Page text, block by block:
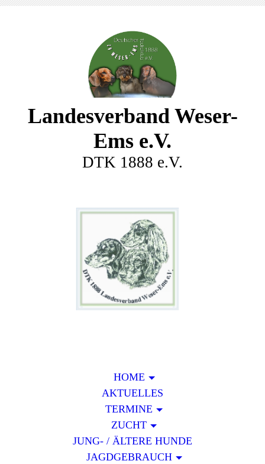
Landesverband Weser-
Ems e.V.
DTK 1888 e.V.
HOME
AKTUELLES
TERMINE
ZUCHT
JUNG- / ÄLTERE HUNDE
JAGDGEBRAUCH